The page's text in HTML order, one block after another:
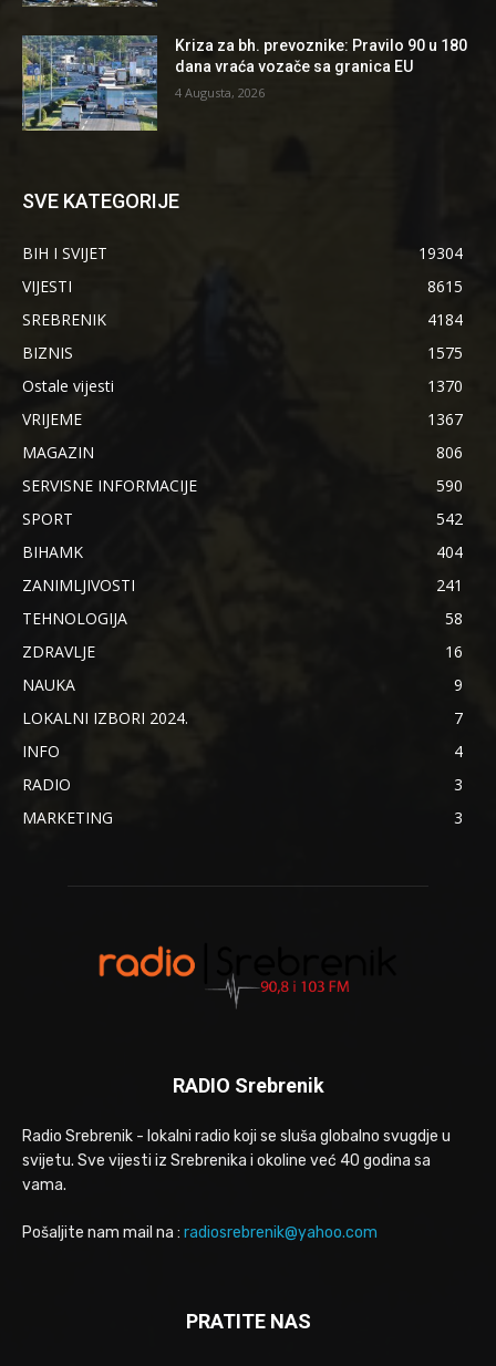
Kriza za bh. prevoznike: Pravilo 90 u 180
dana vraća vozače sa granica EU
4 Augusta, 2026
SVE KATEGORIJE
BIH I SVIJET
19304
VIJESTI
8615
SREBRENIK
4184
BIZNIS
1575
Ostale vijesti
1370
VRIJEME
1367
MAGAZIN
806
SERVISNE INFORMACIJE
590
SPORT
542
BIHAMK
404
ZANIMLJIVOSTI
241
TEHNOLOGIJA
58
ZDRAVLJE
16
NAUKA
9
LOKALNI IZBORI 2024.
7
INFO
4
RADIO
3
MARKETING
3
RADIO Srebrenik
Radio Srebrenik - lokalni radio koji se sluša globalno svugdje u
svijetu. Sve vijesti iz Srebrenika i okoline već 40 godina sa
vama.
Pošaljite nam mail na : radiosrebrenik@yahoo.com
PRATITE NAS